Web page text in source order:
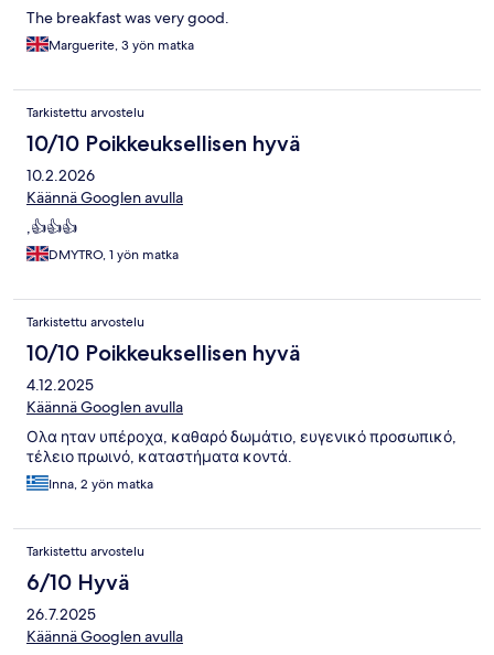
The breakfast was very good.
Marguerite, 3 yön matka
Tarkistettu arvostelu
10/10 Poikkeuksellisen hyvä
10.2.2026
Käännä Googlen avulla
,👍👍👍
DMYTRO, 1 yön matka
Tarkistettu arvostelu
10/10 Poikkeuksellisen hyvä
4.12.2025
Käännä Googlen avulla
Ολα ηταν υπέροχα, καθαρό δωμάτιο, ευγενικό προσωπικό,
τέλειο πρωινό, καταστήματα κοντά.
Inna, 2 yön matka
Tarkistettu arvostelu
6/10 Hyvä
26.7.2025
Käännä Googlen avulla